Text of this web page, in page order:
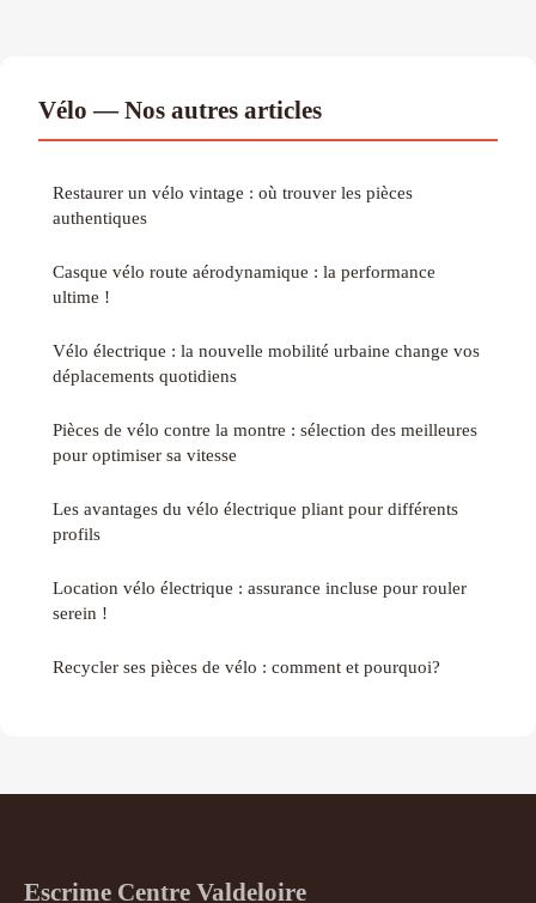
Vélo — Nos autres articles
Restaurer un vélo vintage : où trouver les pièces
authentiques
Casque vélo route aérodynamique : la performance
ultime !
Vélo électrique : la nouvelle mobilité urbaine change vos
déplacements quotidiens
Pièces de vélo contre la montre : sélection des meilleures
pour optimiser sa vitesse
Les avantages du vélo électrique pliant pour différents
profils
Location vélo électrique : assurance incluse pour rouler
serein !
Recycler ses pièces de vélo : comment et pourquoi?
Escrime Centre Valdeloire